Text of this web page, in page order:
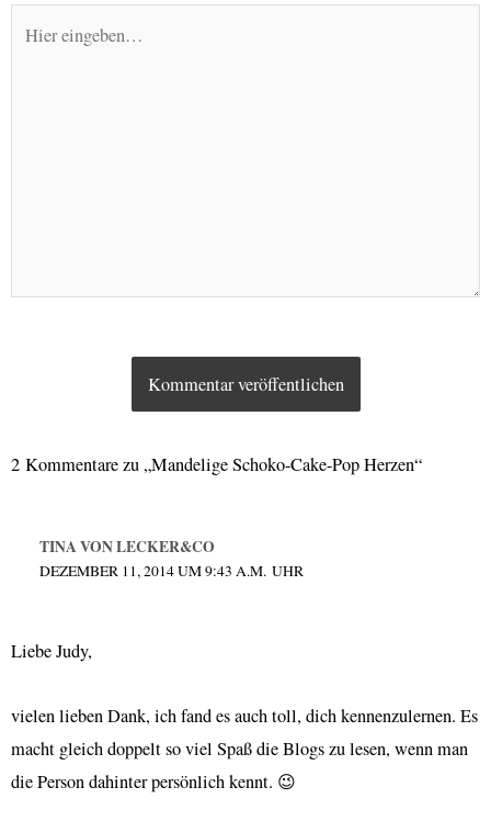
eingeben…
2 Kommentare zu „Mandelige Schoko-Cake-Pop Herzen“
TINA VON LECKER&CO
DEZEMBER 11, 2014 UM 9:43 A.M. UHR
Liebe Judy,
vielen lieben Dank, ich fand es auch toll, dich kennenzulernen. Es
macht gleich doppelt so viel Spaß die Blogs zu lesen, wenn man
die Person dahinter persönlich kennt. 😉